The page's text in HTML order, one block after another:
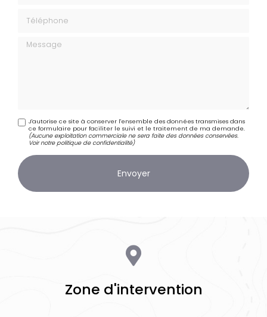
Message
J'autorise ce site à conserver l'ensemble des données transmises dans
ce formulaire pour faciliter le suivi et le traitement de ma demande.
(Aucune exploitation commerciale ne sera faite des données conservées.
Voir notrepolitique de confidentialité)
Zone d'intervention